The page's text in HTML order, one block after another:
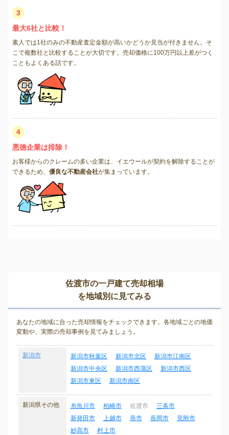
3
最大6社と比較！
素人では1社のみの不動産査定金額が高いかどうか見当が付きません。そ
こで複数社と比較することが大切です。売却価格に100万円以上差がつく
こともよくある話です。
4
悪徳企業は排除！
お客様からのクレームの多い企業は、イエウールが契約を解除することが
できるため、 優良な不動産会社が集まっています。
佐渡市の一戸建て売却相場
を地域別に見てみる
あなたの地域に合った売却情報をチェックできます。各地域ごとの地価
変動や、実際の売却事例を見てみましょう。
新潟市 新潟市秋葉区 新潟市北区
新潟市江南区
新潟市中央区
新潟市西蒲区
新潟市西区
新潟市東区
新潟市南区
新潟県その他 糸魚川市 柏崎市 佐渡市
三条市
新発田市
上越市 燕市 長岡市
見附市
妙高市
村上市